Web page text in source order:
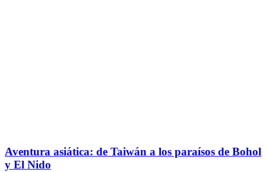
Aventura asiática: de Taiwán a los paraísos de Bohol
y El Nido